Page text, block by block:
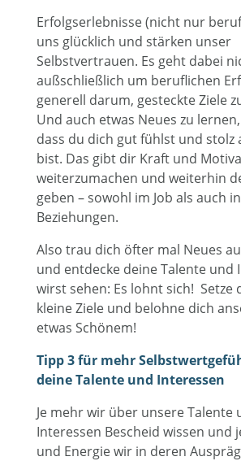
Erfolgserlebnisse (nicht nur
uns glücklich und stärken unser
Selbstvertrauen. Es geht dabei
außschließlich um beruflichen
generell darum, gesteckte Ziele
Und auch etwas Neues zu
dass du dich gut fühlst und stolz
bist. Das gibt dir Kraft und
weiterzumachen und weiterhin
geben – sowohl im Job als auch
Beziehungen.
Also trau dich öfter mal Neues
und entdecke deine Talente und
wirst sehen: Es lohnt sich! Setze
kleine Ziele und belohne dich
etwas Schönem!
Tipp 3 für mehr
deine Talente und Interessen
Je mehr wir über unsere Talente
Interessen Bescheid wissen und
und Energie wir in deren